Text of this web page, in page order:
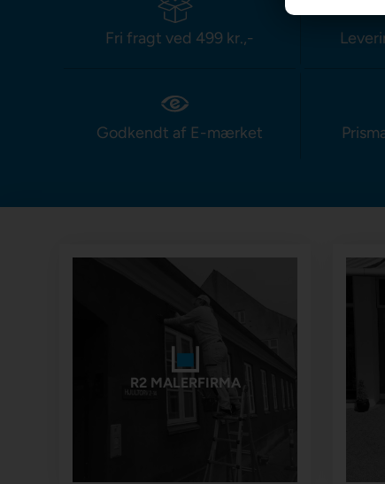
Fri fragt ved 499 kr.,-
Godkendt af E-mærket
R2 MALERFIRMA